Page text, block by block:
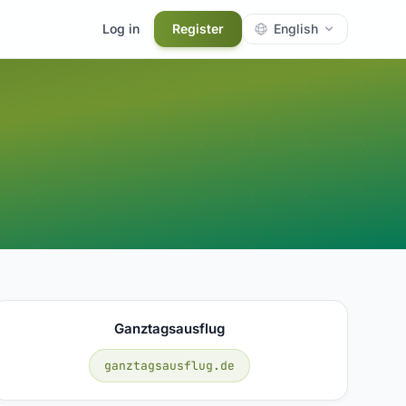
Log in Register English
Ganztagsausflug
ganztagsausflug.de